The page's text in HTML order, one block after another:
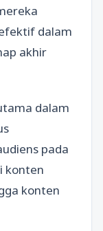
dalam
akhir
dalam
pada
konten
konten